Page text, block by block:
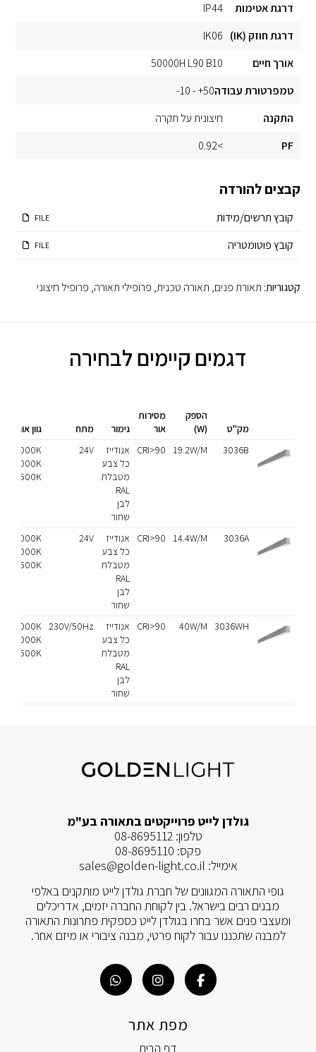
דרגת אטימות
IP44
דרגת חוזק (IK)
IK06
אורך חיים
50000H L90 B10
טמפרטורת עבודה50+ - 10-
התקנה
חיצונית על תקרה
PF
>0.92
קבצים להורדה
קובץ תרשים/מידות FILE
קובץ פוטומטריה FILE
קטגוריות: תאורת פנים, תאורה טכנית, פרופילי תאורה, פרופיל חיצוני
דגמים קיימים לבחירה
מק"ט
הספק
(W)
מסירות
אור
גימור מתח גוון אור
3036B
19.2W/M
CRI>90
אנודייז
כל צבע
מטבלת
RAL
לבן
שחור
24V
3000K
4000K
6500K
3036A
14.4W/M
CRI>90
אנודייז
כל צבע
מטבלת
RAL
לבן
שחור
24V
3000K
4000K
6500K
3036WH
40W/M
CRI>90
אנודייז
כל צבע
מטבלת
RAL
לבן
שחור
230V/50Hz
3000K
4000K
6500K
גולדן לייט פרוייקטים בתאורה בע"מ
טלפון:08-8695112
פקס: 08-8695110
אימייל: sales@golden-light.co.il
גופי התאורה המגוונים של חברת גולדן לייט מותקנים באלפי
מבנים רבים בישראל. בין לקוחת החברה יזמים, אדריכלים
ומעצבי פנים אשר בחרו בגולדן לייט כספקית פתרונות התאורה
למבנה שתכננו עבור לקוח פרטי, מבנה ציבורי או מיזם אחר.
מפת אתר
דף הבית